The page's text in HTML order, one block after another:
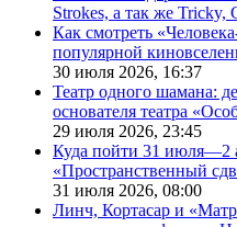
Strokes, а так же
Как смотреть
популярной
30 июля 2026, 16:37
Театр одного шамана:
основателя театра
29 июля 2026, 23:45
Куда пойти 31 июля—2
«Пространственный
31 июля 2026, 08:00
Линч, Кортасар и